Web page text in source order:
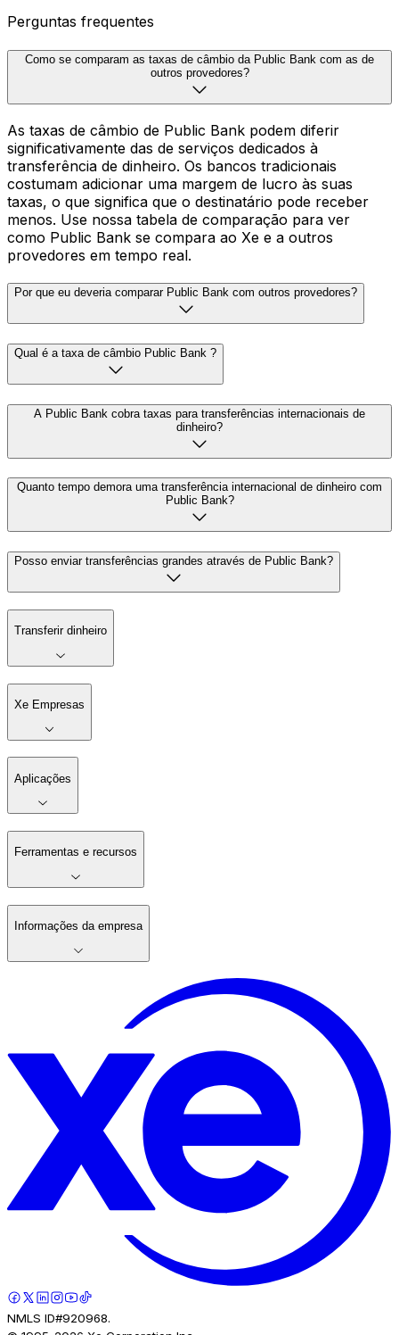
Perguntas frequentes
Como se comparam as taxas de câmbio da Public Bank com as de
outros provedores?
As taxas de câmbio de Public Bank podem diferir
significativamente das de serviços dedicados à
transferência de dinheiro. Os bancos tradicionais
costumam adicionar uma margem de lucro às suas
taxas, o que significa que o destinatário pode receber
menos. Use nossa tabela de comparação para ver
como Public Bank se compara ao Xe e a outros
provedores em tempo real.
Por que eu deveria comparar Public Bank com outros provedores?
Qual é a taxa de câmbio Public Bank ?
A Public Bank cobra taxas para transferências internacionais de
dinheiro?
Quanto tempo demora uma transferência internacional de dinheiro com
Public Bank?
Posso enviar transferências grandes através de Public Bank?
Transferir dinheiro
Xe Empresas
Aplicações
Ferramentas e recursos
Informações da empresa
NMLS ID#920968.